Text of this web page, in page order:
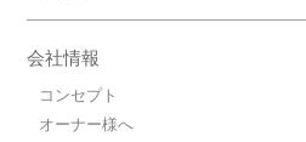
会社情報
コンセプト
オーナー様へ